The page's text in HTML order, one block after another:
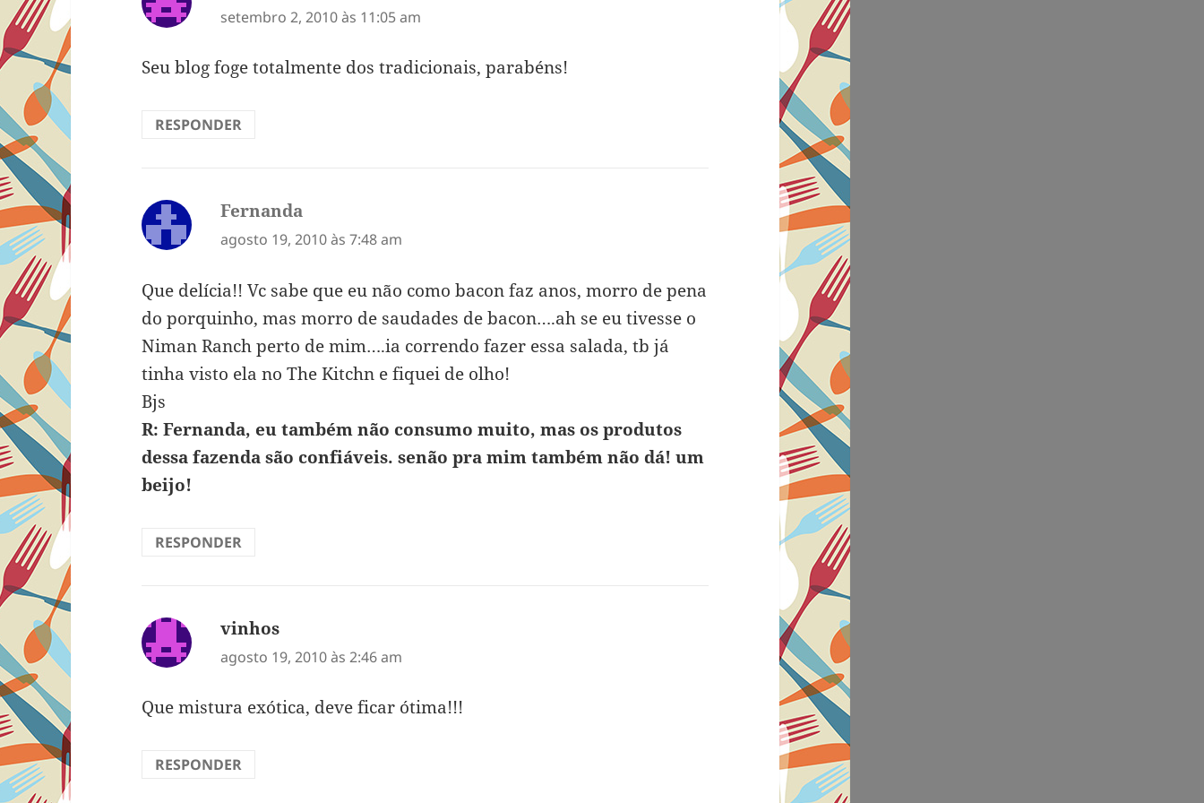
setembro 2, 2010 às 11:05 am
Seu blog foge totalmente dos tradicionais, parabéns!
RESPONDER
Fernanda
agosto 19, 2010 às 7:48 am
Que delícia!! Vc sabe que eu não como bacon faz anos, morro de pena
do porquinho, mas morro de saudades de bacon….ah se eu tivesse o
Niman Ranch perto de mim….ia correndo fazer essa salada, tb já
tinha visto ela no The Kitchn e fiquei de olho!
Bjs
R: Fernanda, eu também não consumo muito, mas os produtos
dessa fazenda são confiáveis. senão pra mim também não dá! um
beijo!
RESPONDER
vinhos
agosto 19, 2010 às 2:46 am
Que mistura exótica, deve ficar ótima!!!
RESPONDER